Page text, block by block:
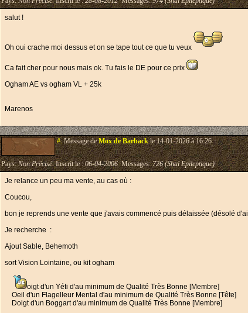
salut !
Oh oui crache moi dessus et on se tape tout ce que tu veux
Ca fait cher pour nous mais ok. Tu fais le DE pour ce prix
Ogham AE vs ogham VL + 25k
Marenos
#.Message deMox de Barbackle 14-01-2026 à 16:26
Pays:Non PréciséInscrit le :06-04-2006Messages:726 (Shaï Epileptique)
Je relance un peu ma vente, au cas où :
Coucou,
bon je reprends une vente que j'avais commencé puis délaissée (désolé
Je recherche :
Ajout Sable, Behemoth
sort Vision Lointaine, ou kit ogham
oigt d'un Yéti d'au minimum de Qualité Très Bonne [Membre]
Oeil d'un Flagelleur Mental d'au minimum de Qualité Très Bonne [Tête]
Doigt d'un Boggart d'au minimum de Qualité Très Bonne [Membre]